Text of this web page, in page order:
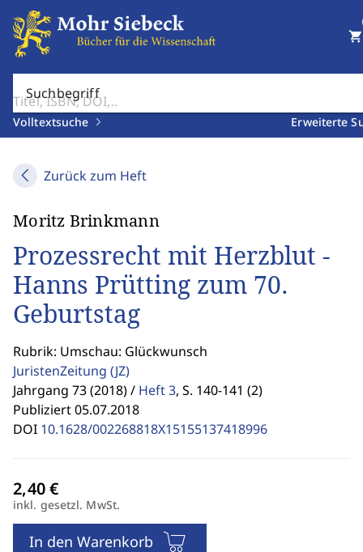
Suchbegriff
Volltextsuche Erweiterte
shopping_cart
Zurück zum Heft
Moritz Brinkmann
Prozessrecht mit Herzblut -
Hanns Prütting zum 70.
Geburtstag
Rubrik: Umschau: Glückwunsch
JuristenZeitung (JZ)
Jahrgang 73 (2018) / Heft 3, S. 140-141 (2)
Publiziert 05.07.2018
DOI 10.1628/002268818X15155137418996
inkl. gesetzl. MwSt.
In den Warenkorb